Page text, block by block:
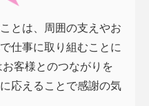
とは、周囲の支えやお
仕事に取り組むことに
客様とのつながりを
応えることで感謝の気